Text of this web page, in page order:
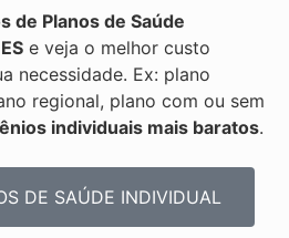
de Planos de Saúde
e veja o melhor custo
necessidade. Ex: plano
regional, plano com ou sem
individuais mais baratos.
DE SAÚDE INDIVIDUAL